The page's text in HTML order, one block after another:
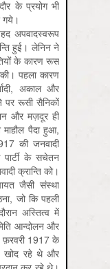
के प्रयोग भी
गये।
अपवादस्वरूप
हुई। लेनिन ने
के कारण रूस
पहला कारण
अकाल और
पर रूसी सैनिकों
और मज़दूर ही
पैदा हुआ,
की जनवादी
पार्टी के सचेतन
क्रान्ति को।
जैसी संस्था
जो कि पहली
अस्तित्व में
आन्दोलन और
फ़रवरी 1917 के
खोद रहे थे और